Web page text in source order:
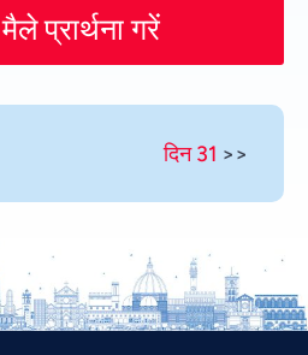
मैले प्रार्थना गरें
दिन 31 >>
Tamil
Telugu
Thai